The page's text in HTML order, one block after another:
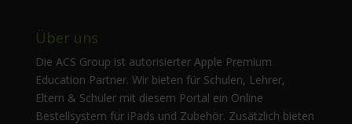
Über uns
Die ACS Group ist autorisierter Apple Premium
Education Partner. Wir bieten für Schulen, Lehrer,
Eltern & Schüler mit diesem Portal ein Online
Bestellsystem für iPads und Zubehör. Zusätzlich bieten